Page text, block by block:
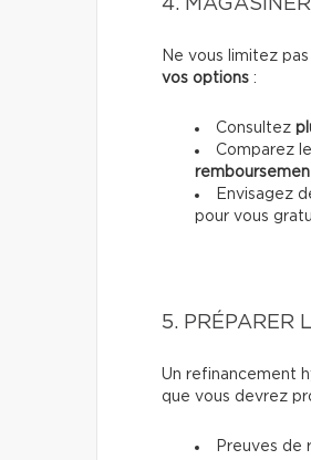
Ne vous limitez
vos options :
Consultez
Comparez
Envisagez
pour vous
5. PRÉPARER
Un refinancement
que vous devrez
Preuves de